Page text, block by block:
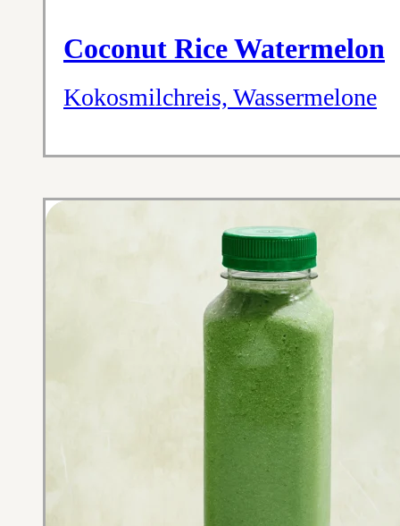
Coconut Rice Watermelon
Kokosmilchreis, Wassermelone